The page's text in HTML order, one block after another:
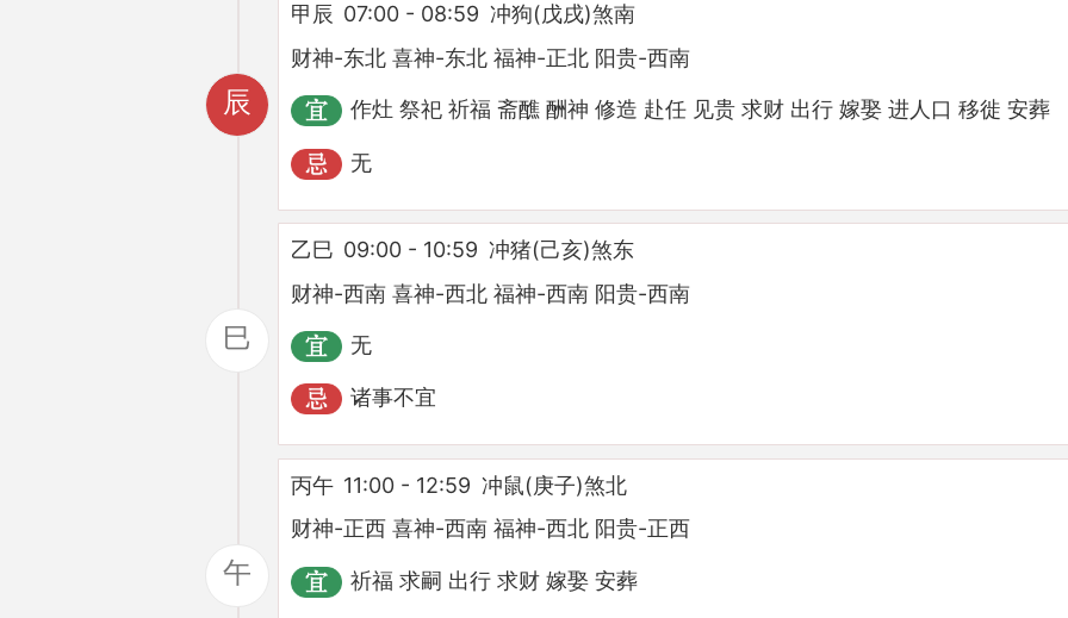
辰
甲辰 07:00 - 08:59 冲狗(戊戌)煞南
财神-东北 喜神-东北 福神-正北 阳贵-西南
作灶 祭祀 祈福 斋醮 酬神 修造 赴任 见贵 求财 出行 嫁娶 进人口 移徙 安葬
无
巳
乙巳 09:00 - 10:59 冲猪(己亥)煞东
财神-西南 喜神-西北 福神-西南 阳贵-西南
无
诸事不宜
午
丙午 11:00 - 12:59 冲鼠(庚子)煞北
财神-正西 喜神-西南 福神-西北 阳贵-正西
祈福 求嗣 出行 求财 嫁娶 安葬